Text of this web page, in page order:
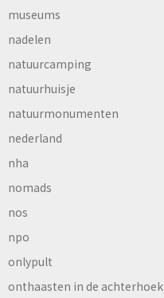
museums
nadelen
natuurcamping
natuurhuisje
natuurmonumenten
nederland
nha
nomads
nos
npo
onlypult
onthaasten in de achterhoek